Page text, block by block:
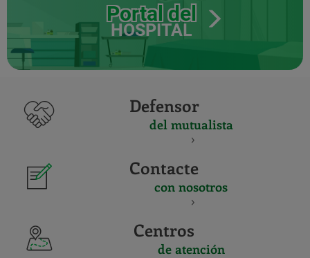
Portal del
HOSPITAL
Defensor
del mutualista
Contacte
con nosotros
Centros
de atención